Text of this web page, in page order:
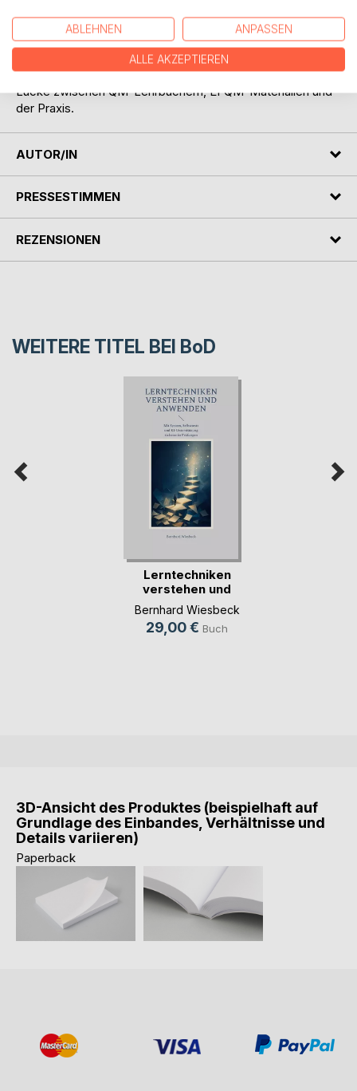
Der Fokus dieses Buches liegt auf der praktischen
Anwendung des EFQM-Modells und bietet viele konkrete
Beispiele aus der Beratungsarbeit. Es schließt damit die
Lücke zwischen QM-Lehrbüchern, EFQM-Materialien und
der Praxis.
AUTOR/IN
PRESSESTIMMEN
REZENSIONEN
WEITERE TITEL BEI BoD
Lerntechniken
verstehen und
anwenden
Bernhard Wiesbeck
29,00 € Buch
3D-Ansicht des Produktes (beispielhaft auf
Grundlage des Einbandes, Verhältnisse und
Details variieren)
Paperback
ABLEHNEN ANPASSEN
ALLE AKZEPTIEREN